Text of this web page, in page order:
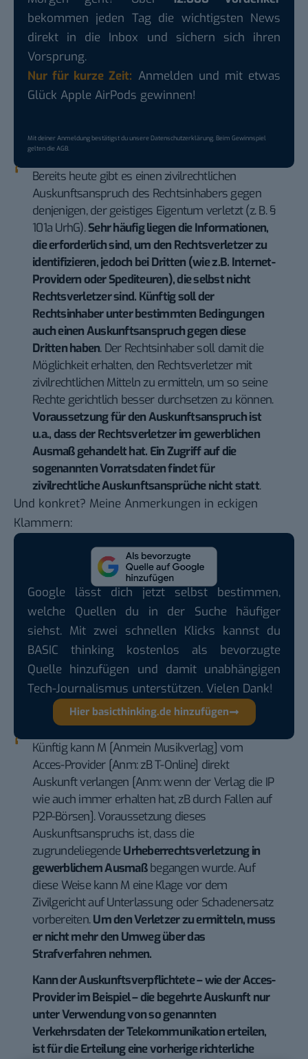
bekommen jeden Tag die wichtigsten News
direkt in die Inbox und sichern sich ihren
Vorsprung.
Nur für kurze Zeit: Anmelden und mit etwas
Glück Apple AirPods gewinnen!
Mit deiner Anmeldung bestätigst du unsere Datenschutzerklärung. Beim Gewinnspiel
gelten dieAGB.
Bereits heute gibt es einen zivilrechtlichen
Auskunftsanspruch des Rechtsinhabers gegen
denjenigen, der geistiges Eigentum verletzt (z. B. §
101a UrhG).Sehr häufig liegen die Informationen,
die erforderlich sind, um den Rechtsverletzer zu
identifizieren, jedoch bei Dritten (wie z.B. Internet-
Providern oder Spediteuren), die selbst nicht
Rechtsverletzer sind. Künftig soll der
Rechtsinhaber unter bestimmten Bedingungen
auch einen Auskunftsanspruch gegen diese
Dritten haben. Der Rechtsinhaber soll damit die
Möglichkeit erhalten, den Rechtsverletzer mit
zivilrechtlichen Mitteln zu ermitteln, um so seine
Rechte gerichtlich besser durchsetzen zu können.
Voraussetzung für den Auskunftsanspruch ist
u.a., dass der Rechtsverletzer im gewerblichen
Ausmaß gehandelt hat. Ein Zugriff auf die
sogenannten Vorratsdaten findet für
zivilrechtliche Auskunftsansprüche nicht statt.
Und konkret? Meine Anmerkungen in eckigen
Klammern:
Google lässt dich jetzt selbst bestimmen,
welche Quellen du in der Suche häufiger
siehst. Mit zwei schnellen Klicks kannst du
BASIC thinking kostenlos als bevorzugte
Quelle hinzufügen und damit unabhängigen
Tech-Journalismus unterstützen. Vielen Dank!
Hier basicthinking.de hinzufügen
Künftig kann M [Anmein Musikverlag] vom
Acces-Provider [Anm: zB T-Online] direkt
Auskunft verlangen [Anm: wenn der Verlag die IP
wie auch immer erhalten hat, zB durch Fallen auf
P2P-Börsen]. Voraussetzung dieses
Auskunftsanspruchs ist, dass die
zugrundeliegende Urheberrechtsverletzung in
gewerblichem Ausmaßbegangen wurde. Auf
diese Weise kann M eine Klage vor dem
Zivilgericht auf Unterlassung oder Schadenersatz
vorbereiten.Um den Verletzer zu ermitteln, muss
er nicht mehr den Umweg über das
Strafverfahren nehmen.
Kann der Auskunftsverpflichtete – wie der Acces-
Provider im Beispiel – die begehrte Auskunft nur
unter Verwendung von so genannten
Verkehrsdaten der Telekommunikation erteilen,
ist für die Erteilung eine vorherige richterliche